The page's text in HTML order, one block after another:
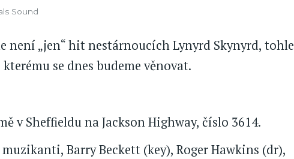
Sound
není „jen“ hit nestárnoucích Lynyrd Skynyrd, tohle
se dnes budeme věnovat.
v Sheffieldu na Jackson Highway, číslo 3614.
Barry Beckett (key), Roger Hawkins (dr),